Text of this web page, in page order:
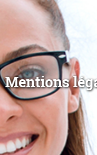
Mentions